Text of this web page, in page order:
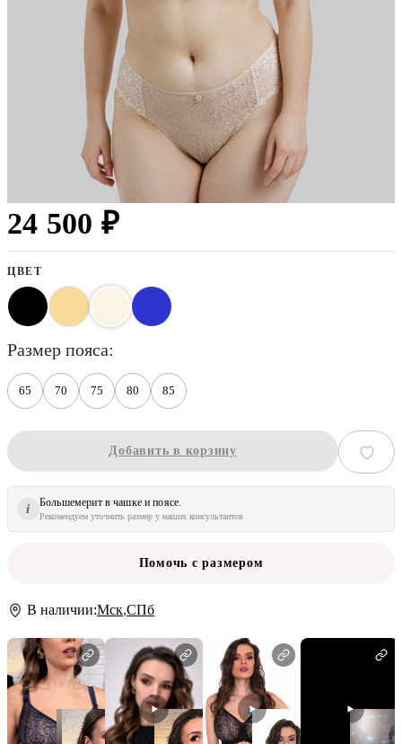
24 500 ₽
ЦВЕТ
размер пояса
65 70 75 80 85
Добавить в корзину
i Большемерит в чашке и поясе.
Рекомендуем уточнить размер у наших консультантов
Помочь с размером
В наличии:Мск,СПб